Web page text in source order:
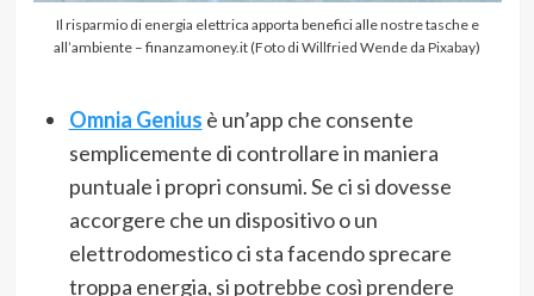
Il risparmio di energia elettrica apporta benefici alle nostre tasche e
all’ambiente – finanzamoney.it (Foto diWillfried Wende da Pixabay)
Omnia Genius è un’app che consente
semplicemente di controllare in maniera
puntuale i propri consumi. Se ci si dovesse
accorgere che un dispositivo o un
elettrodomestico ci sta facendo sprecare
troppa energia, si potrebbe così prendere